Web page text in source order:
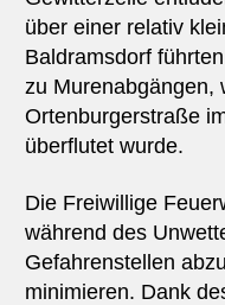
über einer relativ
Baldramsdorf
zu Murenabgängen,
Ortenburgerstraße
überflutet wurde.
Die Freiwillige
während des
Gefahrenstellen
minimieren. Dank